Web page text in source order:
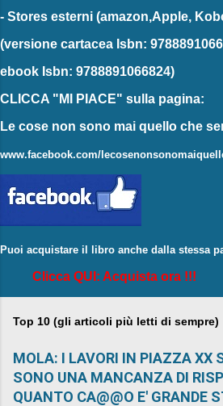
- Stores esterni (amazon,Apple,
(versione cartacea Isbn:
ebook Isbn: 9788891066824)
CLICCA "MI PIACE" sulla pagina:
Le cose non sono mai quello che
www.facebook.com/
Puoi acquistare il libro anche dalla stessa
Clicca QUI: Acquista ora !!!
Top 10 (gli articoli più letti di sempre)
MOLA: I LAVORI IN PIAZZA XX
SONO UNA MANCANZA DI
QUANTO CA@@O E' GRANDE